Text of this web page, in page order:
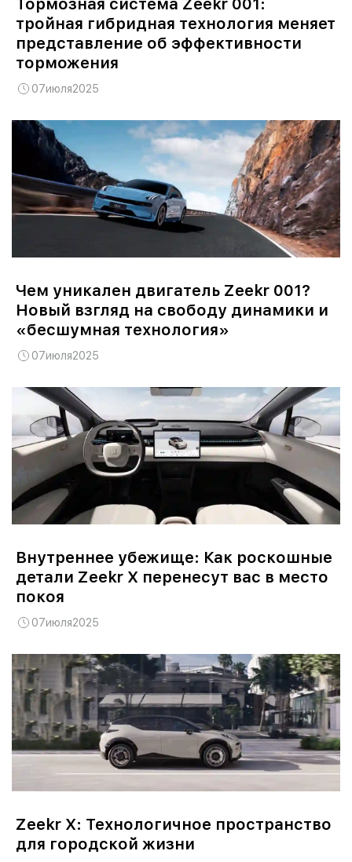
07июля2025
тройная гибридная технология меняет
представление об эффективности
торможения
07июля2025
Чем уникален двигатель Zeekr 001?
Новый взгляд на свободу динамики и
«бесшумная технология»
07июля2025
Внутреннее убежище: Как роскошные
детали Zeekr X перенесут вас в место
покоя
Zeekr X: Технологичное пространство
для городской жизни